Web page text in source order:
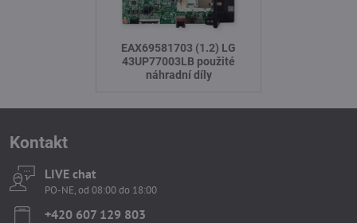
EAX69581703 (1.2) LG
43UP77003LB použité
náhradní díly
Kontakt
LIVE chat
PO-NE, od 08:00 do 18:00
+420 607 129 803